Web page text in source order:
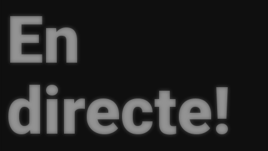
En
directe!